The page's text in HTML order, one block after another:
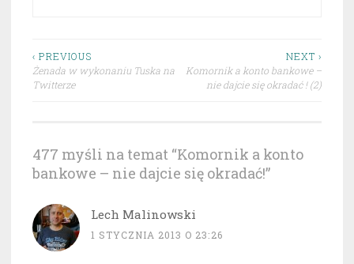
Nawigacja
wpisu
‹ PREVIOUS
Żenada w wykonaniu Tuska na
Twitterze
NEXT ›
Komornik a konto bankowe –
nie dajcie się okradać ! (2)
477 myśli na temat “Komornik a konto
bankowe – nie dajcie się okradać!”
Lech Malinowski
1 STYCZNIA 2013 O 23:26